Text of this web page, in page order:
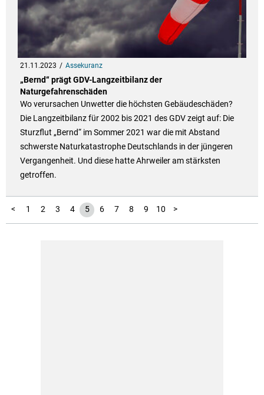
21.11.2023 Assekuranz
„Bernd“ prägt GDV-Langzeitbilanz der
Naturgefahrenschäden
Wo verursachen Unwetter die höchsten Gebäudeschäden?
Die Langzeitbilanz für 2002 bis 2021 des GDV zeigt auf: Die
Sturzflut „Bernd“ im Sommer 2021 war die mit Abstand
schwerste Naturkatastrophe Deutschlands in der jüngeren
Vergangenheit. Und diese hatte Ahrweiler am stärksten
getroffen.
< 1 2 3 4 5 6 7 8 9 10
11
12
13 >